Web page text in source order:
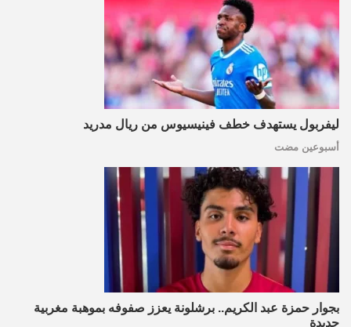
ليفربول يستهدف خطف فينيسيوس من ريال مدريد
أسبوعين مضت
بجوار حمزة عبد الكريم.. برشلونة يعزز صفوفه بموهبة مغربية
جديدة